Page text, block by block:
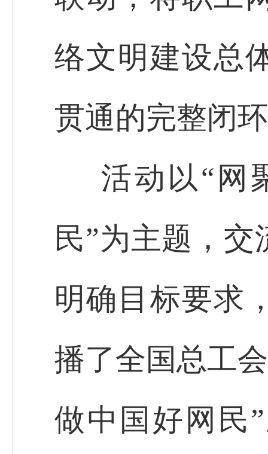
络文明建设总
贯通的完整闭
活动以“网
民”为主题，
明确目标要求
播了全国总工
做中国好网民